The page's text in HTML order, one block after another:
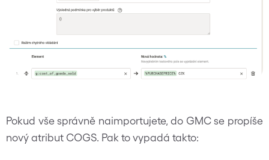
Pokud vše správně naimportujete, do GMC se propíše
nový atribut COGS. Pak to vypadá takto: